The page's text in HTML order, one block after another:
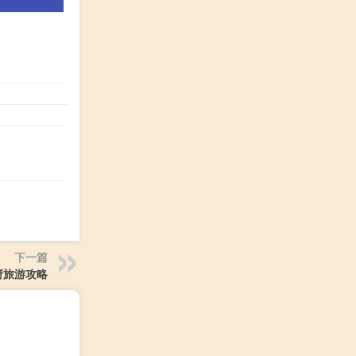
下一篇
游攻略